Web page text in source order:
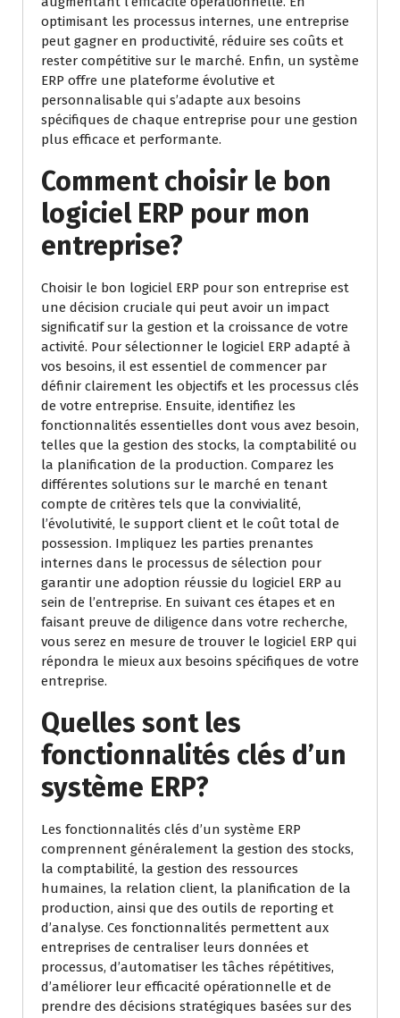
optimisant les processus internes, une entreprise
peut gagner en productivité, réduire ses coûts et
rester compétitive sur le marché. Enfin, un système
ERP offre une plateforme évolutive et
personnalisable qui s’adapte aux besoins
spécifiques de chaque entreprise pour une gestion
plus efficace et performante.
Comment choisir le bon
logiciel ERP pour mon
entreprise?
Choisir le bon logiciel ERP pour son entreprise est
une décision cruciale qui peut avoir un impact
significatif sur la gestion et la croissance de votre
activité. Pour sélectionner le logiciel ERP adapté à
vos besoins, il est essentiel de commencer par
définir clairement les objectifs et les processus clés
de votre entreprise. Ensuite, identifiez les
fonctionnalités essentielles dont vous avez besoin,
telles que la gestion des stocks, la comptabilité ou
la planification de la production. Comparez les
différentes solutions sur le marché en tenant
compte de critères tels que la convivialité,
l’évolutivité, le support client et le coût total de
possession. Impliquez les parties prenantes
internes dans le processus de sélection pour
garantir une adoption réussie du logiciel ERP au
sein de l’entreprise. En suivant ces étapes et en
faisant preuve de diligence dans votre recherche,
vous serez en mesure de trouver le logiciel ERP qui
répondra le mieux aux besoins spécifiques de votre
entreprise.
Quelles sont les
fonctionnalités clés d’un
système ERP?
Les fonctionnalités clés d’un système ERP
comprennent généralement la gestion des stocks,
la comptabilité, la gestion des ressources
humaines, la relation client, la planification de la
production, ainsi que des outils de reporting et
d’analyse. Ces fonctionnalités permettent aux
entreprises de centraliser leurs données et
processus, d’automatiser les tâches répétitives,
d’améliorer leur efficacité opérationnelle et de
prendre des décisions stratégiques basées sur des